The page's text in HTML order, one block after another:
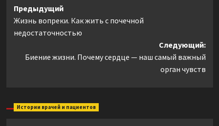
Навигация
записи
Предыдущий
Жизнь вопреки. Как жить с почечной
недостаточностью
Следующий:
Биение жизни. Почему сердце — наш самый важный
орган чувств
Истории врачей и пациентов